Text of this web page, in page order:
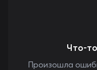
Что-
Произошла